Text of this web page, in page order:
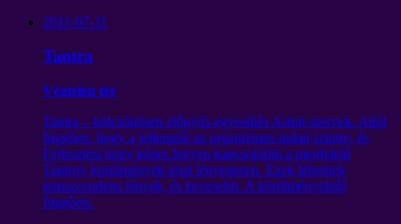
2011-07-11
Tantra
Végtelen tér
Tantra – kölcsönösen előnyös egyesülés Astral szervek. Attól
függően, hogy a jellemzői az organizmus tudati szintre, és
Fejlesztési hogy képes legyen kapcsolódni a megfelelő
Tantroy körülmények közt lényegesen. Ezek lehetnek
transzcendens lények, és kevesebb. A körülményektől
függően.